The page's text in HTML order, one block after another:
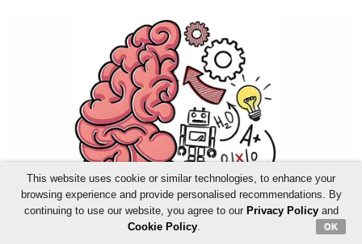
This website uses cookie or similar technologies, to enhance your
browsing experience and provide personalised recommendations. By
continuing to use our website, you agree to our Privacy Policyand
Cookie Policy. OK